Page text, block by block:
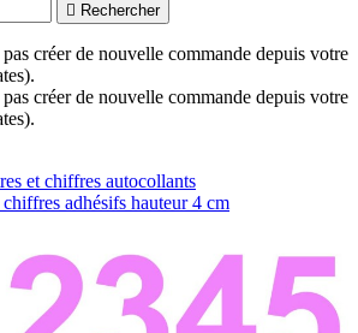
 Rechercher
créer de nouvelle commande depuis votre
créer de nouvelle commande depuis votre
et chiffres autocollants
adhésifs hauteur 4 cm